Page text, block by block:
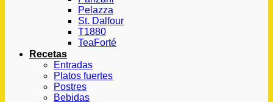
Pelazza
St. Dalfour
T1880
TeaForté
Recetas
Entradas
Platos fuertes
Postres
Bebidas